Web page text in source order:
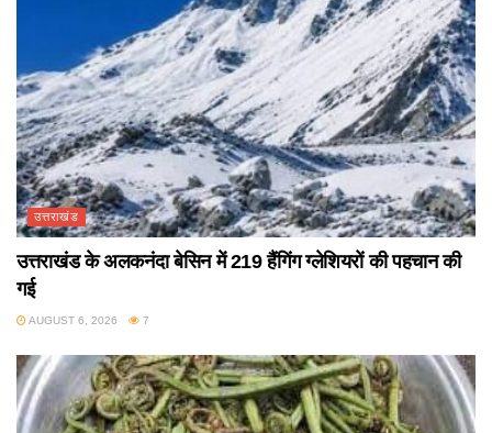
उत्तराखंड
उत्तराखंड के अलकनंदा बेसिन में 219 हैंगिंग ग्लेशियरों की पहचान की
गई
AUGUST 6, 2026 7